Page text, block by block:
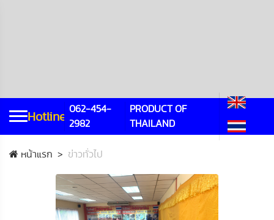
Hotline
062-454-
2982
PRODUCT OF
THAILAND
หน้าแรก ข่าวทั่วไป